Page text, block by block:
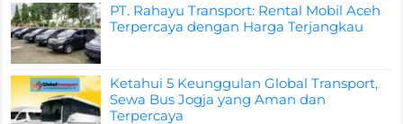
PT. Rahayu Transport: Rental Mobil Aceh
Terpercaya dengan Harga Terjangkau
Ketahui 5 Keunggulan Global Transport,
Sewa Bus Jogja yang Aman dan
Terpercaya